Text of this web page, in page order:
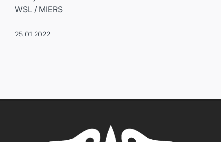
WSL / MIERS
25.01.2022